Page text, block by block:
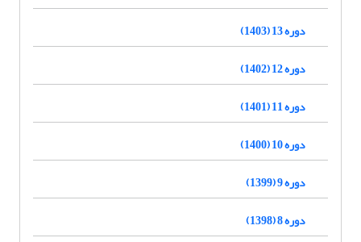
دوره 13 (1403)
دوره 12 (1402)
دوره 11 (1401)
دوره 10 (1400)
دوره 9 (1399)
دوره 8 (1398)